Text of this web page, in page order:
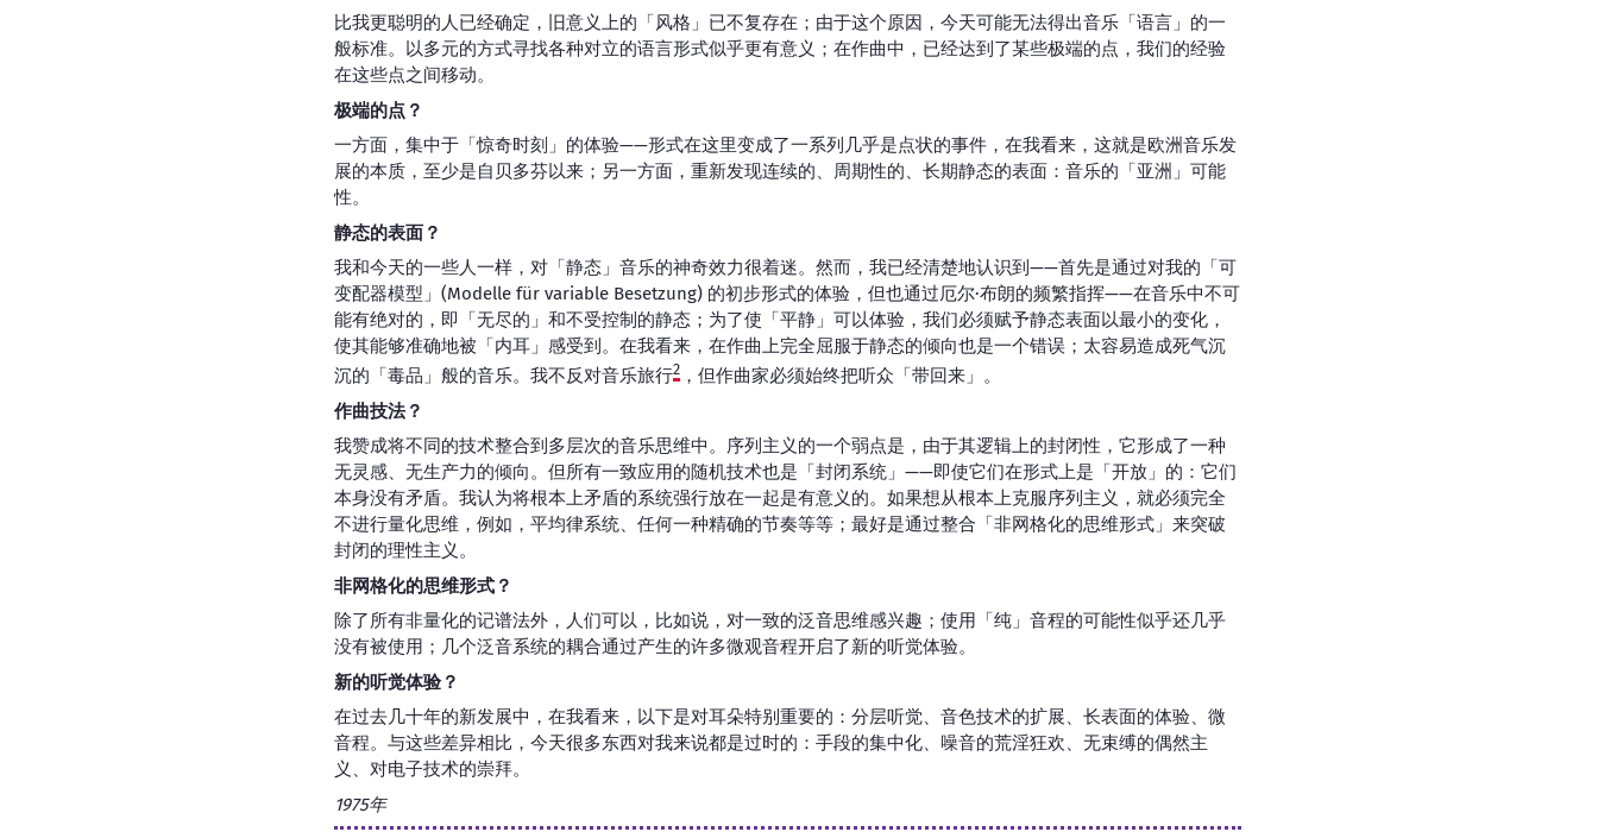
比我更聪明的人已经确定，旧意义上的「风格」已不复存在；由于这个原因，今天可能无法得出音乐「语言」的一
般标准。以多元的方式寻找各种对立的语言形式似乎更有意义；在作曲中，已经达到了某些极端的点，我们的经验
在这些点之间移动。
极端的点？
一方面，集中于「惊奇时刻」的体验——形式在这里变成了一系列几乎是点状的事件，在我看来，这就是欧洲音乐发
展的本质，至少是自贝多芬以来；另一方面，重新发现连续的、周期性的、长期静态的表面：音乐的「亚洲」可能
性。
静态的表面？
我和今天的一些人一样，对「静态」音乐的神奇效力很着迷。然而，我已经清楚地认识到——首先是通过对我的「可
变配器模型」(Modelle für variable Besetzung) 的初步形式的体验，但也通过厄尔·布朗的频繁指挥——在音乐中不可
能有绝对的，即「无尽的」和不受控制的静态；为了使「平静」可以体验，我们必须赋予静态表面以最小的变化，
使其能够准确地被「内耳」感受到。在我看来，在作曲上完全屈服于静态的倾向也是一个错误；太容易造成死气沉
沉的「毒品」般的音乐。我不反对音乐旅行2 ，但作曲家必须始终把听众「带回来」。
作曲技法？
我赞成将不同的技术整合到多层次的音乐思维中。序列主义的一个弱点是，由于其逻辑上的封闭性，它形成了一种
无灵感、无生产力的倾向。但所有一致应用的随机技术也是「封闭系统」——即使它们在形式上是「开放」的：它们
本身没有矛盾。我认为将根本上矛盾的系统强行放在一起是有意义的。如果想从根本上克服序列主义，就必须完全
不进行量化思维，例如，平均律系统、任何一种精确的节奏等等；最好是通过整合「非网格化的思维形式」来突破
封闭的理性主义。
非网格化的思维形式？
除了所有非量化的记谱法外，人们可以，比如说，对一致的泛音思维感兴趣；使用「纯」音程的可能性似乎还几乎
没有被使用；几个泛音系统的耦合通过产生的许多微观音程开启了新的听觉体验。
新的听觉体验？
在过去几十年的新发展中，在我看来，以下是对耳朵特别重要的：分层听觉、音色技术的扩展、长表面的体验、微
音程。与这些差异相比，今天很多东西对我来说都是过时的：手段的集中化、噪音的荒淫狂欢、无束缚的偶然主
义、对电子技术的崇拜。
1975年